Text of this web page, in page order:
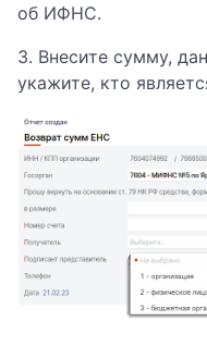
об ИФНС.
3. Внесите сумму,
укажите, кто